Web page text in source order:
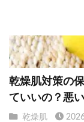
乾燥肌対策の
ていいの？悪
乾燥肌